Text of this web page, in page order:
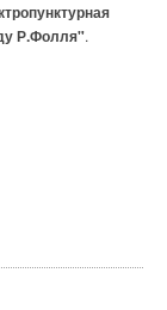
Р.Фолля".